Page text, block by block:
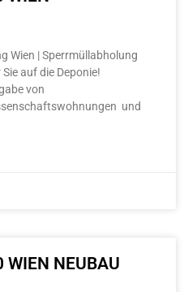
Wien | Sperrmüllabholung
auf die Deponie!
von
und
NEUBAU